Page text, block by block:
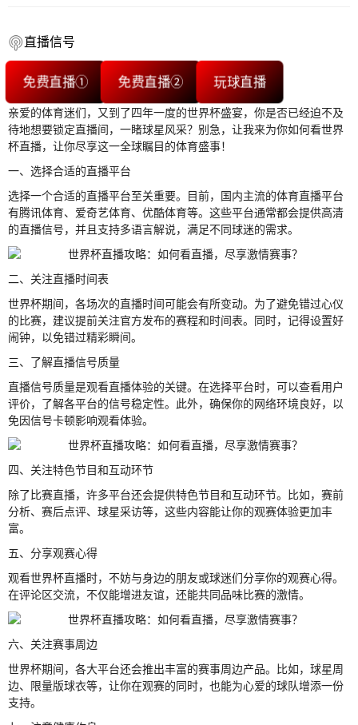
直播信号
免费直播① 免费直播② 玩球直播
亲爱的体育迷们，又到了四年一度的世界杯盛宴，你是否已经迫不及
待地想要锁定直播间，一睹球星风采？别急，让我来为你如何看世界
杯直播，让你尽享这一全球瞩目的体育盛事！
一、选择合适的直播平台
选择一个合适的直播平台至关重要。目前，国内主流的体育直播平台
有腾讯体育、爱奇艺体育、优酷体育等。这些平台通常都会提供高清
的直播信号，并且支持多语言解说，满足不同球迷的需求。
二、关注直播时间表
世界杯期间，各场次的直播时间可能会有所变动。为了避免错过心仪
的比赛，建议提前关注官方发布的赛程和时间表。同时，记得设置好
闹钟，以免错过精彩瞬间。
三、了解直播信号质量
直播信号质量是观看直播体验的关键。在选择平台时，可以查看用户
评价，了解各平台的信号稳定性。此外，确保你的网络环境良好，以
免因信号卡顿影响观看体验。
四、关注特色节目和互动环节
除了比赛直播，许多平台还会提供特色节目和互动环节。比如，赛前
分析、赛后点评、球星采访等，这些内容能让你的观赛体验更加丰
富。
五、分享观赛心得
观看世界杯直播时，不妨与身边的朋友或球迷们分享你的观赛心得。
在评论区交流，不仅能增进友谊，还能共同品味比赛的激情。
六、关注赛事周边
世界杯期间，各大平台还会推出丰富的赛事周边产品。比如，球星周
边、限量版球衣等，让你在观赛的同时，也能为心爱的球队增添一份
支持。